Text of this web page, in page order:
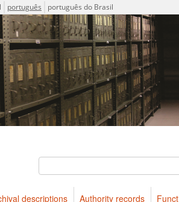
português português do Brasil
for archival holdings maintained at Arquivo
Project
descriptions Authority records